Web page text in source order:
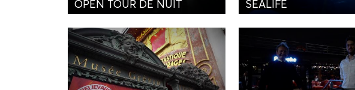
OPEN TOUR DE NUIT SEALIFE